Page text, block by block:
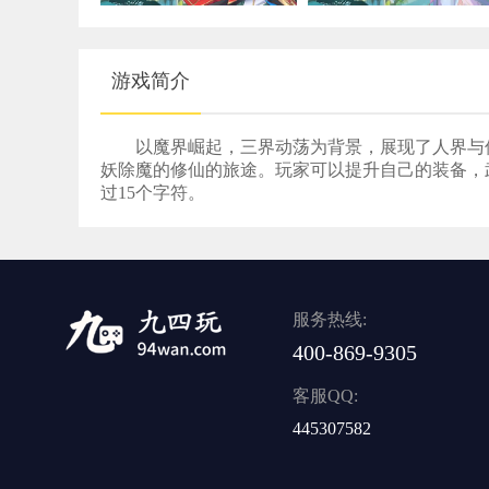
游戏简介
以魔界崛起，三界动荡为背景，展现了人界
妖除魔的修仙的旅途。玩家可以提升自己的装备
过15个字符。
服务热线:
400-869-9305
客服QQ:
445307582